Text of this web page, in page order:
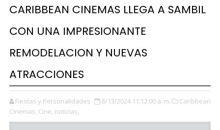
CARIBBEAN CINEMAS LLEGA A SAMBIL
CON UNA IMPRESIONANTE
REMODELACION Y NUEVAS
ATRACCIONES
Fiestas y Personalidades 6/13/2024 11:12:00 a. m.
Caribbean
Cinemas, Cine, noticias,